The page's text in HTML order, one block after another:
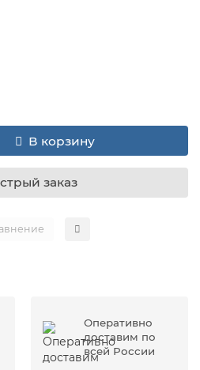
В корзину
заказ
Оперативно
доставим по
всей России